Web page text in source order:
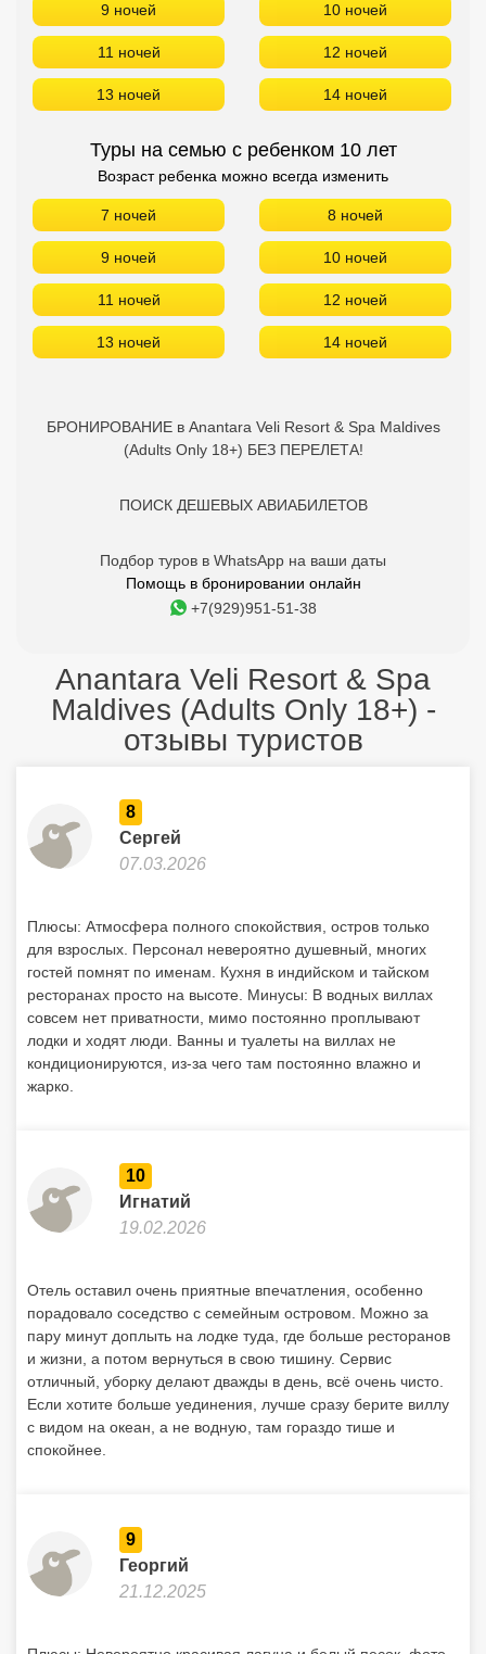
9 ночей 10 ночей
11 ночей 12 ночей
13 ночей 14 ночей
Туры на семью с ребенком 10 лет
Возраст ребенка можно всегда изменить
7 ночей 8 ночей
9 ночей 10 ночей
11 ночей 12 ночей
13 ночей 14 ночей
БРОНИРОВАНИЕ в Anantara Veli Resort & Spa Maldives
(Adults Only 18+) БЕЗ ПЕРЕЛЕТА!
ПОИСК ДЕШЕВЫХ АВИАБИЛЕТОВ
Подбор туров в WhatsApp на ваши даты
Помощь в бронировании онлайн
+7(929)951-51-38
Anantara Veli Resort & Spa
Maldives (Adults Only 18+) -
отзывы туристов
8
Сергей
07.03.2026
Плюсы: Атмосфера полного спокойствия, остров только
для взрослых. Персонал невероятно душевный, многих
гостей помнят по именам. Кухня в индийском и тайском
ресторанах просто на высоте. Минусы: В водных виллах
совсем нет приватности, мимо постоянно проплывают
лодки и ходят люди. Ванны и туалеты на виллах не
кондиционируются, из-за чего там постоянно влажно и
жарко.
10
Игнатий
19.02.2026
Отель оставил очень приятные впечатления, особенно
порадовало соседство с семейным островом. Можно за
пару минут доплыть на лодке туда, где больше ресторанов
и жизни, а потом вернуться в свою тишину. Сервис
отличный, уборку делают дважды в день, всё очень чисто.
Если хотите больше уединения, лучше сразу берите виллу
с видом на океан, а не водную, там гораздо тише и
спокойнее.
9
Георгий
21.12.2025